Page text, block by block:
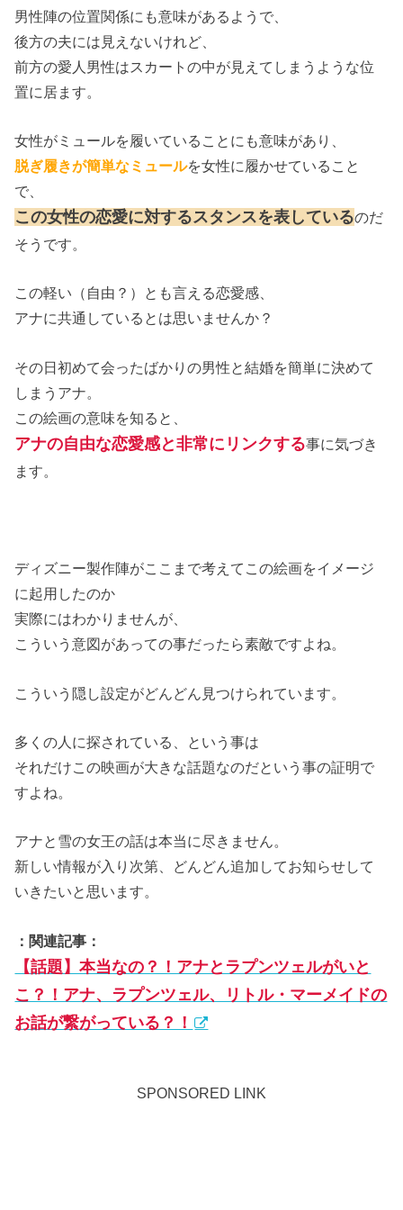
男性陣の位置関係にも意味があるようで、
後方の夫には見えないけれど、
前方の愛人男性はスカートの中が見えてしまうような位
置に居ます。
女性がミュールを履いていることにも意味があり、
脱ぎ履きが簡単なミュールを女性に履かせていること
で、
この女性の恋愛に対するスタンスを表しているのだ
そうです。
この軽い（自由？）とも言える恋愛感、
アナに共通しているとは思いませんか？
その日初めて会ったばかりの男性と結婚を簡単に決めて
しまうアナ。
この絵画の意味を知ると、
アナの自由な恋愛感と非常にリンクする事に気づき
ます。
ディズニー製作陣がここまで考えてこの絵画をイメージ
に起用したのか
実際にはわかりませんが、
こういう意図があっての事だったら素敵ですよね。
こういう隠し設定がどんどん見つけられています。
多くの人に探されている、という事は
それだけこの映画が大きな話題なのだという事の証明で
すよね。
アナと雪の女王の話は本当に尽きません。
新しい情報が入り次第、どんどん追加してお知らせして
いきたいと思います。
：関連記事：
【話題】本当なの？！アナとラプンツェルがいと
こ？！アナ、ラプンツェル、リトル・マーメイドの
お話が繋がっている？！
SPONSORED LINK